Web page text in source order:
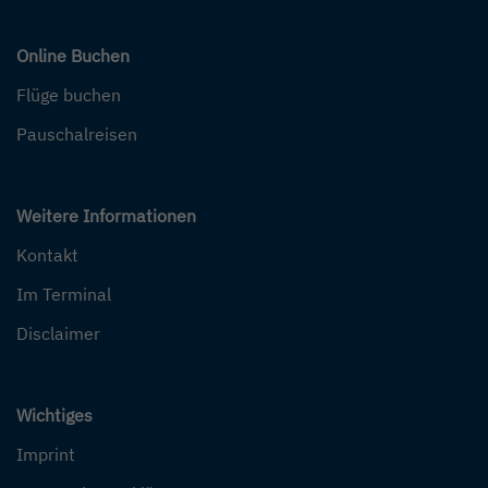
Online Buchen
Flüge buchen
Pauschalreisen
Weitere Informationen
Kontakt
Im Terminal
Disclaimer
Wichtiges
Imprint